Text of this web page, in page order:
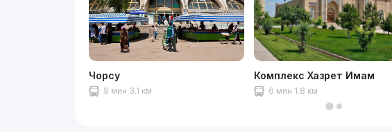
Чорсу
9 мин 3.1 км
Комплекс Хазрет Имам
6 мин 1.8 км